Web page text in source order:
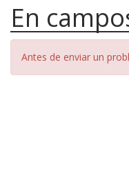
En
Antes de enviar un